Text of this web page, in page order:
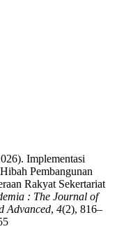
Implementasi
Pembangunan
Rakyat Sekertariat
: The Journal of
Advanced, 4(2), 816–